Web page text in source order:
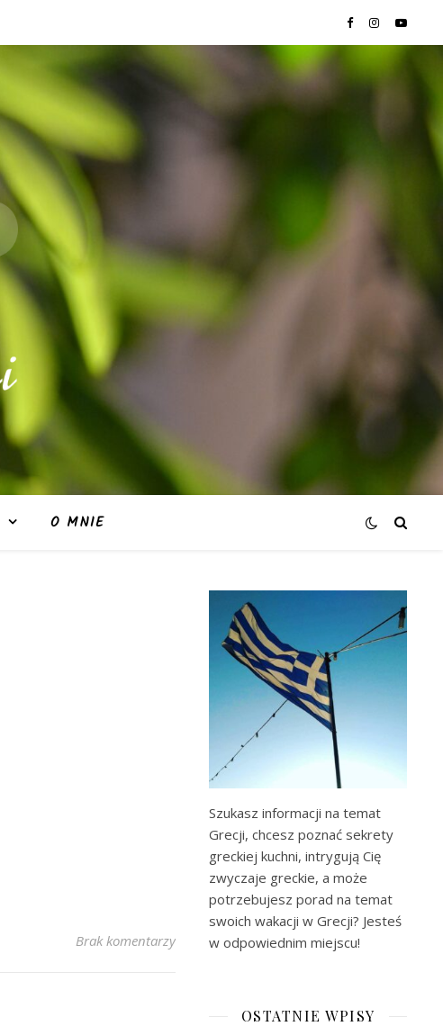
O MNIE
Brak komentarzy
Szukasz informacji na temat
Grecji, chcesz poznać sekrety
greckiej kuchni, intrygują Cię
zwyczaje greckie, a może
potrzebujesz porad na temat
swoich wakacji w Grecji? Jesteś
w odpowiednim miejscu!
OSTATNIE WPISY